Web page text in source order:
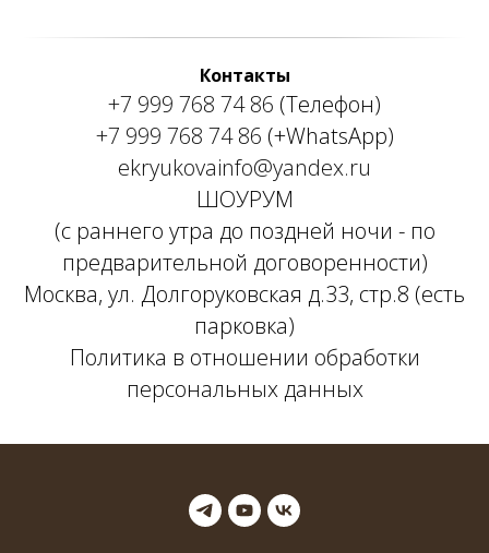
Контакты
+7 999 768 74 86 (Телефон)
+7 999 768 74 86 (+WhatsApp)
ekryukovainfo@yandex.ru
ШОУРУМ
(с раннего утра до поздней ночи - по
предварительной договоренности)
Москва, ул. Долгоруковская д.33, стр.8 (есть
парковка)
Политика в отношении обработки
персональных данных